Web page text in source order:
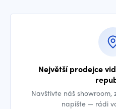
Největší prodejce
Navštivte náš
napište — rádi